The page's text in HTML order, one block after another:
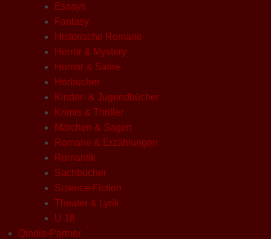
Essays
Fantasy
Historische Romane
Horror & Mystery
Humor & Satire
Hörbücher
Kinder- & Jugendbücher
Krimis & Thriller
Märchen & Sagen
Romane & Erzählungen
Romantik
Sachbücher
Science-Fiction
Theater & Lyrik
U 18
Qindie-Partner